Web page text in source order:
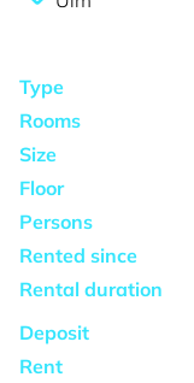
Type
Rooms
Size
Floor
Persons
Rented since
Rental duration
Deposit
Rent